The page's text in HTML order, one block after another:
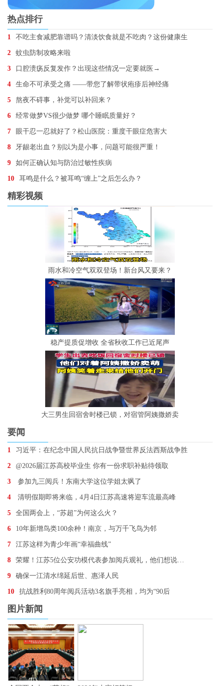
热点排行
1 不吃主食减肥靠谱吗？清淡饮食就是不吃肉？这份健康生
2 蚊虫防制攻略来啦
3 口腔溃疡反复发作？出现这些情况一定要就医→
4 生命不可承受之痛 ——带您了解带状疱疹后神经痛
5 熬夜不碍事，补觉可以补回来？
6 经常做梦VS很少做梦 哪个睡眠质量好？
7 眼干忍一忍就好了？松山医院：重度干眼症危害大
8 牙龈老出血？别以为是小事，问题可能很严重！
9 如何正确认知与防治过敏性疾病
10 耳鸣是什么？被耳鸣“缠上”之后怎么办？
精彩视频
雨水和冷空气双双登场！新台风又要来？
稳产提质促增收 全省秋收工作已近尾声
大三男生回宿舍时楼已锁，对宿管阿姨撒娇卖
要闻
1 习近平：在纪念中国人民抗日战争暨世界反法西斯战争胜
2 @2026届江苏高校毕业生 你有一份求职补贴待领取
3 参加九三阅兵！东南大学这位学姐太飒了
4 清明假期即将来临，4月4日江苏高速将迎车流最高峰
5 全国两会上，“苏超”为何这么火？
6 10年新增鸟类100余种！南京，与万千飞鸟为邻
7 江苏这样为青少年画“幸福曲线”
8 荣耀！江苏5位公安功模代表参加阅兵观礼，他们想说…
9 确保一江清水绵延后世、惠泽人民
10 抗战胜利80周年阅兵活动3名旗手亮相，均为“90后
图片新闻